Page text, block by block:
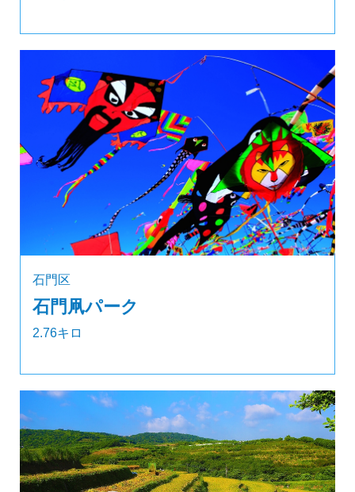
石門区
石門凧パーク
2.76キロ